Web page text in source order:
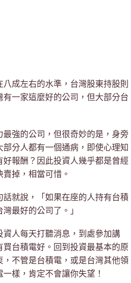
成左右的水準，台灣股東持股則
一家這麼好的公司，但大部分台
強的公司，但很奇妙的是，身旁
分人都有一個通病，即使心理知
報酬？因此投資人幾乎都是曾經
掉，相當可惜。
就說，「如果在座的人持有台積
最好的公司了。」
人每天打聽消息，到處參加講
台積電好。回到投資最基本的原
不管是台積電，或是台灣其他領
樣，肯定不會讓你失望！